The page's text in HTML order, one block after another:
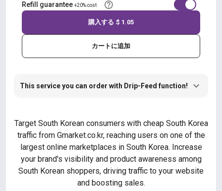
Refill guarantee +20% cost
カートに追加
購入する $ 1.05
This service you can order with Drip-Feed function!
Target South Korean consumers with cheap South Korea
traffic from Gmarket.co.kr, reaching users on one of the
largest online marketplaces in South Korea. Increase
your brand's visibility and product awareness among
South Korean shoppers, driving traffic to your website
and boosting sales.